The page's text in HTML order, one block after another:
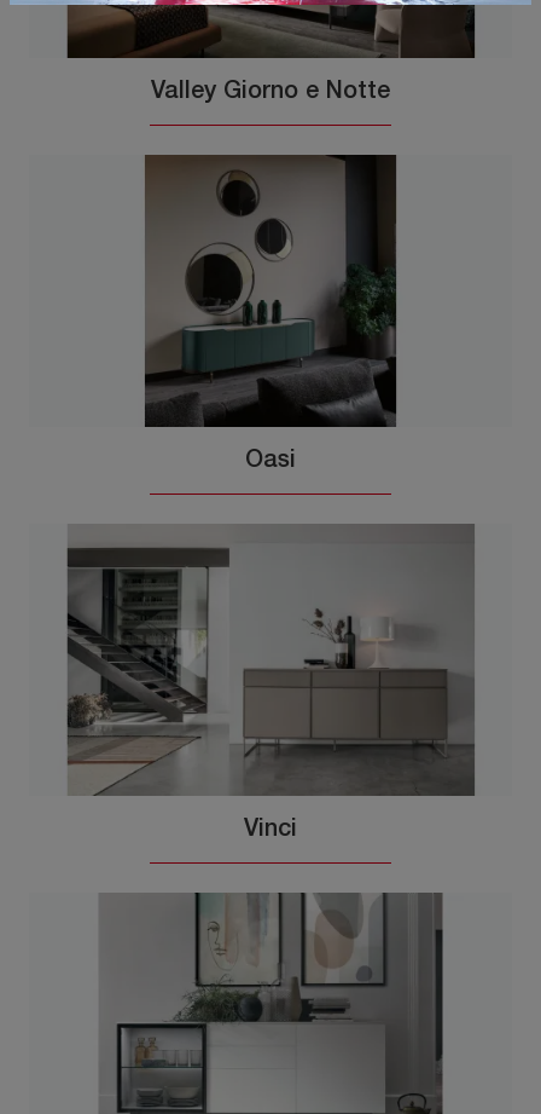
Valley Giorno e Notte
Oasi
Vinci